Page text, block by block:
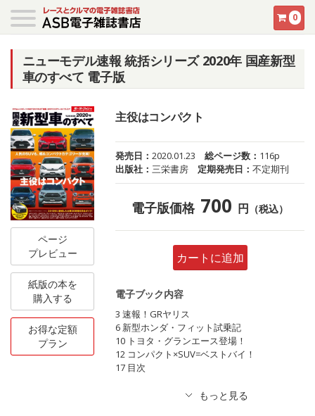
0
ニューモデル速報 統括シリーズ 2020年 国産新型
車のすべて 電子版
ページ
プレビュー
紙版の本を
購入する
お得な定額
プラン
主役はコンパクト
発売日：2020.01.23 総ページ数： 116p
出版社：三栄書房 定期発売日：不定期刊
電子版価格 700 円 （税込）
カートに追加
電子ブック内容
3 速報！GRヤリス
6 新型ホンダ・フィット試乗記
10 トヨタ・グランエース登場！
12 コンパクト×SUV=ベストバイ！
17 目次